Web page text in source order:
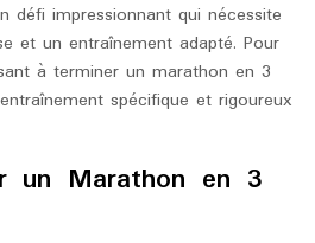
défi impressionnant qui nécessite
et un entraînement adapté. Pour
à terminer un marathon en 3
spécifique et rigoureux
un Marathon en 3